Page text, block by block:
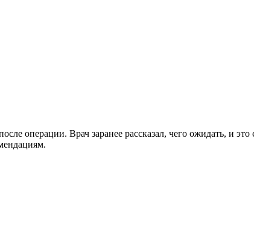
операции. Врач заранее рассказал, чего ожидать, и